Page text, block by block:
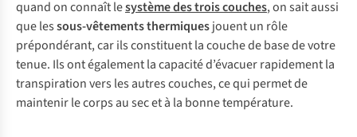
quandonconnaîtlesystème des trois couches, onsaitaussi
quelessous-vêtements thermiquesjouentun rôle
prépondérant,carilsconstituentlacouchedebasedevotre
tenue. Ilsontégalementlacapacitéd’évacuerrapidementla
transpirationvers les autrescouches,cequi permetde
maintenirlecorps ausecet à la bonnetempérature.